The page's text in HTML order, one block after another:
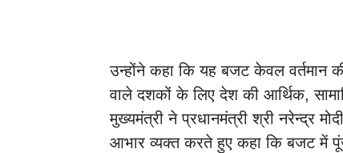
उन्होंने कहा कि यह बजट केवल
वाले दशकों के लिए देश की आर्थिक,
मुख्यमंत्री ने प्रधानमंत्री श्री नरेन्द्र
आभार व्यक्त करते हुए कहा कि बजट में